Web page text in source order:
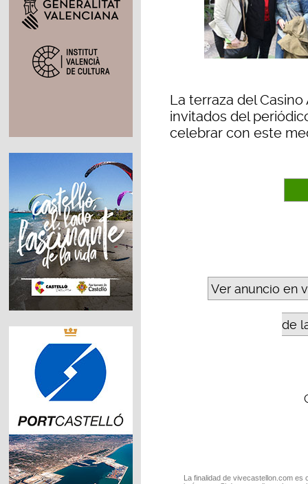
La terraza del
invitados del
celebrar con este
Ver anuncio en
de
La finalidad de vivecastellon.com